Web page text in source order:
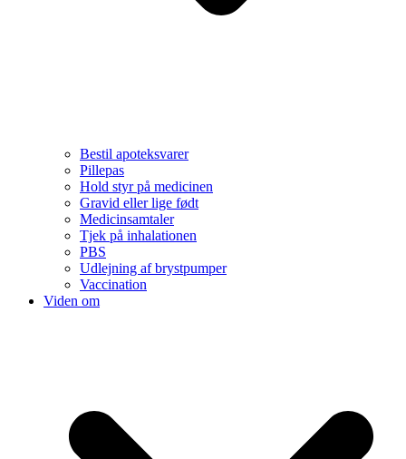
Bestil apoteksvarer
Pillepas
Hold styr på medicinen
Gravid eller lige født
Medicinsamtaler
Tjek på inhalationen
PBS
Udlejning af brystpumper
Vaccination
Viden om